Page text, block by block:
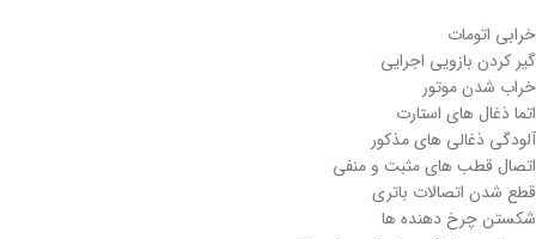
خرابی اتومات
گیر کردن بازویی اجرایی
خراب شدن موتور
اتما ذغال های استارت
آلودگی ذغالی های مذکور
اتصال قطب های مثبت و منفی
قطع شدن اتصالات باتری
شکستن چرخ دهنده ها